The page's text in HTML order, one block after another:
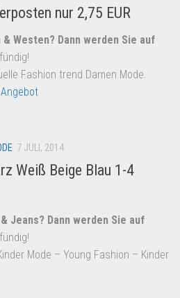
nur 2,75 EUR
Westen? Dann werden Sie auf
fündig!
Fashion trend Damen Mode.
7 JULI, 2014
Weiß Beige Blau 1-4
Jeans? Dann werden Sie auf
fündig!
Mode – Young Fashion – Kinder